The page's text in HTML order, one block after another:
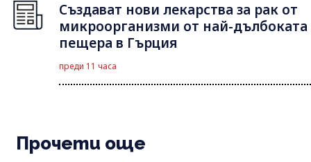
Създават нови лекарства за рак от
микроорганизми от най-дълбоката
пещера в Гърция
преди 11 часа
Прочети още